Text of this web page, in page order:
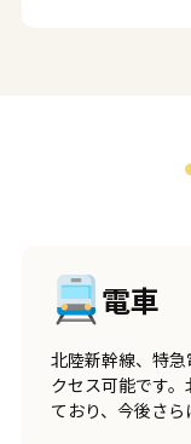
電車
北陸新幹線、特
クセス可能です
ており、今後さら